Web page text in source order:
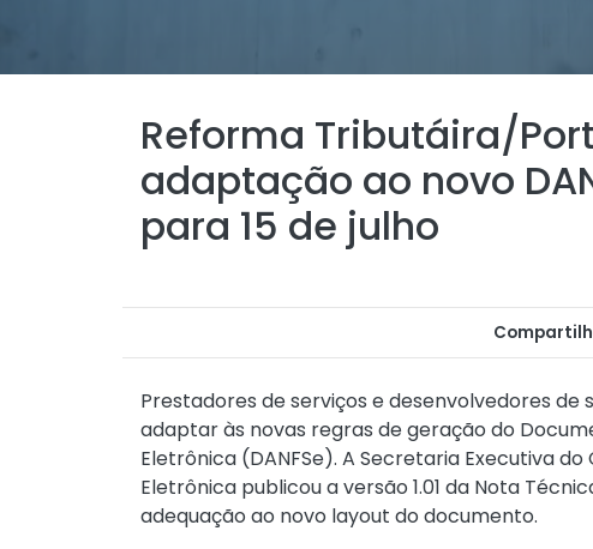
Reforma Tributáira/
adaptação ao novo
para 15 de julho
Prestadores de serviços e desenvolvedores
adaptar às novas regras de geração do
Eletrônica (DANFSe). A Secretaria Executiva
Eletrônica publicou a versão 1.01 da Nota
adequação ao novo layout do documento.